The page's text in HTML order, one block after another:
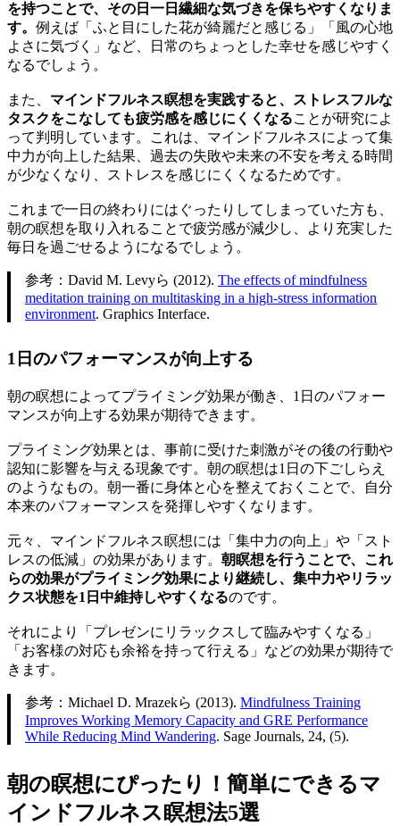
を持つことで、その日一日繊細な気づきを保ちやすくなりま
す。 例えば「ふと目にした花が綺麗だと感じる」「風の心地
よさに気づく」など、日常のちょっとした幸せを感じやすく
なるでしょう。
また、 マインドフルネス瞑想を実践すると、ストレスフルな
タスクをこなしても疲労感を感じにくくなることが研究によ
って判明しています。これは、マインドフルネスによって集
中力が向上した結果、過去の失敗や未来の不安を考える時間
が少なくなり、ストレスを感じにくくなるためです。
これまで一日の終わりにはぐったりしてしまっていた方も、
朝の瞑想を取り入れることで疲労感が減少し、より充実した
毎日を過ごせるようになるでしょう。
参考：David M. Levyら (2012). The effects of mindfulness
meditation training on multitasking in a high-stress information
environment. Graphics Interface.
1日のパフォーマンスが向上する
朝の瞑想によってプライミング効果が働き、1日のパフォー
マンスが向上する効果が期待できます。
プライミング効果とは、事前に受けた刺激がその後の行動や
認知に影響を与える現象です。朝の瞑想は1日の下ごしらえ
のようなもの。朝一番に身体と心を整えておくことで、自分
本来のパフォーマンスを発揮しやすくなります。
元々、マインドフルネス瞑想には「集中力の向上」や「スト
レスの低減」の効果があります。 朝瞑想を行うことで、これ
らの効果がプライミング効果により継続し、集中力やリラッ
クス状態を1日中維持しやすくなるのです。
それにより「プレゼンにリラックスして臨みやすくなる」
「お客様の対応も余裕を持って行える」などの効果が期待で
きます。
参考：Michael D. Mrazekら (2013). Mindfulness Training
Improves Working Memory Capacity and GRE Performance
While Reducing Mind Wandering. Sage Journals, 24, (5).
朝の瞑想にぴったり！簡単にできるマ
インドフルネス瞑想法5選